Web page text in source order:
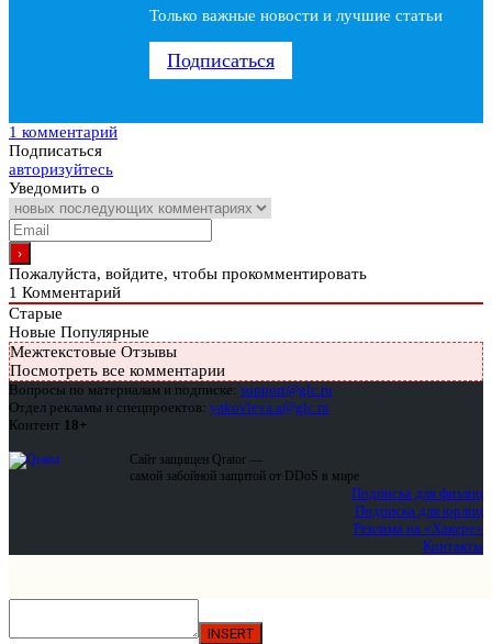
Только важные новости и лучшие статьи
Подписаться
1 комментарий
Подписаться
авторизуйтесь
Уведомить о
Пожалуйста, войдите, чтобы прокомментировать
1 Комментарий
Старые
Новые Популярные
Межтекстовые Отзывы
Посмотреть все комментарии
Вопросы по материалам и подписке: support@glc.ru
Отдел рекламы и спецпроектов: yakovleva.a@glc.ru
Контент 18+
Сайт защищен Qrator —
самой забойной защитой от DDoS в мире
Подписка для физлиц
Подписка для юрлиц
Реклама на «Хакере»
Контакты
INSERT